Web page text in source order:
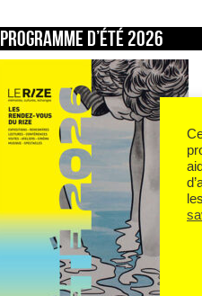
Programme d’été 2026